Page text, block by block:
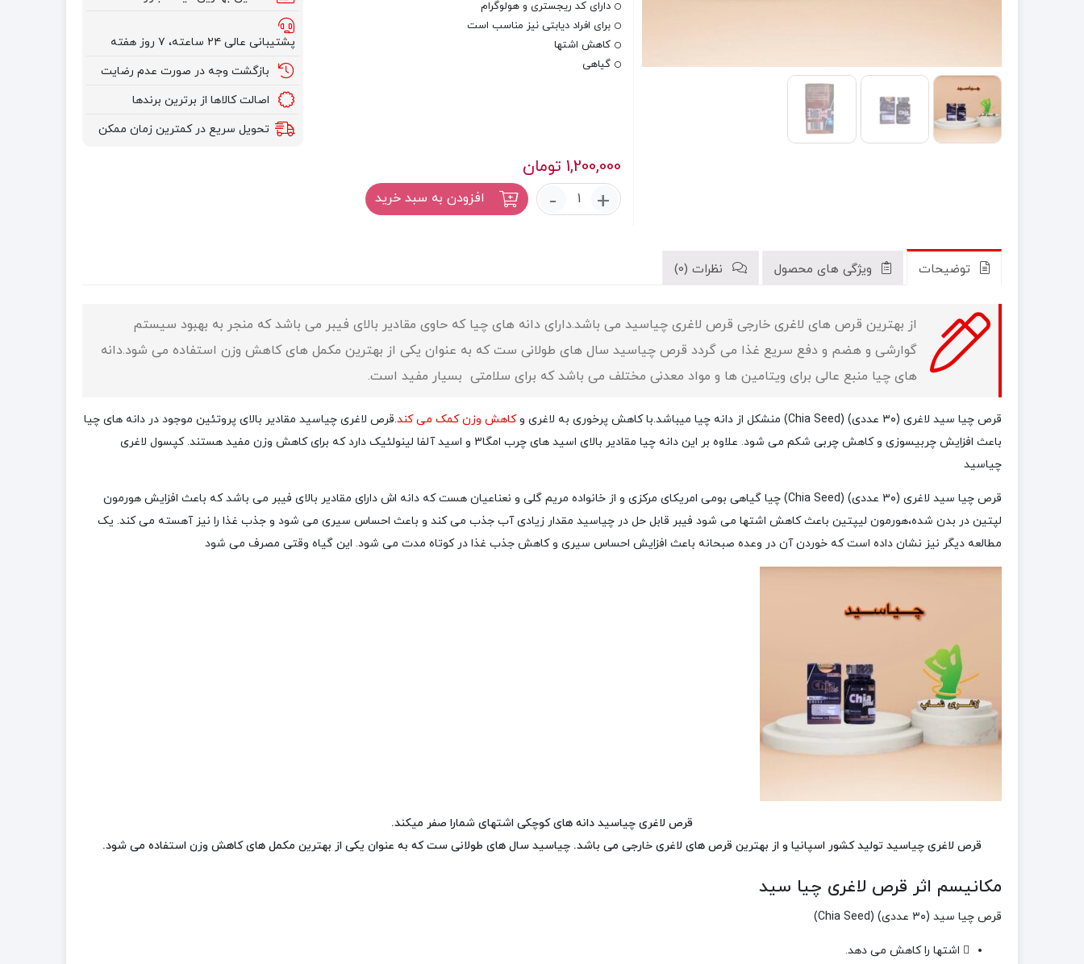
دارای کد ریجستری و هولوگرام
برای افراد دیابتی نیز مناسب است
کاهش اشتها
گیاهی
پشتیبانی عالی ۲۴ ساعته، ۷ روز هفته
بازگشت وجه در صورت عدم رضایت
اصالت کالاها از برترین برندها
تحویل سریع در کمترین زمان ممکن
1,200,000 تومان
+
قرص
عدد
- افزودن به سبد خرید
توضیحات ویژگی های محصول نظرات (0)
از بهترین قرص های لاغری خارجی قرص لاغری چیاسید می باشد.دارای دانه های چیا که حاوی مقادیر بالای فیبر می باشد که منجر به بهبود سیستم
گوارشی و هضم و دفع سریع غذا می گردد قرص چیاسید سال های طولانی ست که به عنوان یکی از بهترین مکمل های کاهش وزن استفاده می شود.دانه
های چیا منبع عالی برای ویتامین ها و مواد معدنی مختلف می باشد که برای سلامتی بسیار مفید است.
قرص چیا سید لاغری (۳۰ عددی) (Chia Seed) منشکل از دانه چیا میباشد.با کاهش پرخوری به لاغری و کاهش وزنکمک می کند.قرص لاغری چیاسید مقادیر بالای پروتئین موجود در دانه های چیا
باعث افزایش چربیسوزی و کاهش چربی شکم می شود. علاوه بر این دانه چیا مقادیر بالای اسید های چرب امگا۳
و اسید آلفا لینولئیک دارد که برای کاهش وزن مفید هستند.‌ کپسول لاغری
چیاسید
قرص چیا سید لاغری (۳۰ عددی) (Chia Seed) چیا
گیاهی بومی امریکای مرکزی و از خانواده مریم گلی و نعناعیان هست که دانه اش دارای مقادیر بالای فیبر می باشد که باعث افزایش هورمون
لپتین در بدن شده،هورمون لیپتین باعثکاهش اشتها می شود فیبر قابل حل در چیاسید مقدار زیادی آب جذب می ­کند و باعث احساس سیری می ­شود و جذب غذا را نیز آهسته می ­کند. یک
مطالعه دیگر نیز نشان داده است که خوردن آن در وعده صبحانه باعث افزایش احساس سیری و کاهش جذب غذا در کوتاه مدت می­ شود. این گیاه وقتی مصرف می­ شود
قرص لاغری چیاسید دانه های کوچکی اشتهای شمارا صفر میکند.
قرص لاغری چیاسید تولید کشور اسپانیا و از بهترین قرص های لاغری خارجی می باشد. چیاسید سال های طولانی ست که به عنوان یکی از بهترین مکمل های کاهش وزن استفاده می شود.
مکانیسم اثر قرص لاغری چیا سید
قرص چیا سید (۳۰ عددی) (Chia Seed)
اشتها را کاهش می­ دهد.